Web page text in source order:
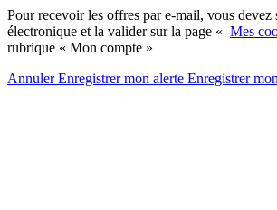
Pour recevoir les offres par e-mail, vous devez
électronique et la valider sur la page « Mes
rubrique « Mon compte »
AnnulerEnregistrer mon alerte Enregistrer